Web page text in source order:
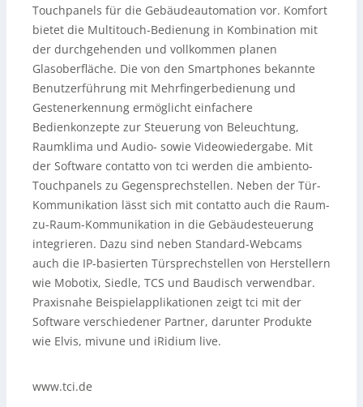
Touchpanels für die Gebäudeautomation vor. Komfort
bietet die Multitouch-Bedienung in Kombination mit
der durchgehenden und vollkommen planen
Glasoberfläche. Die von den Smartphones bekannte
Benutzerführung mit Mehrfingerbedienung und
Gestenerkennung ermöglicht einfachere
Bedienkonzepte zur Steuerung von Beleuchtung,
Raumklima und Audio- sowie Videowiedergabe. Mit
der Software contatto von tci werden die ambiento-
Touchpanels zu Gegensprechstellen. Neben der Tür-
Kommunikation lässt sich mit contatto auch die Raum-
zu-Raum-Kommunikation in die Gebäudesteuerung
integrieren. Dazu sind neben Standard-Webcams
auch die IP-basierten Türsprechstellen von Herstellern
wie Mobotix, Siedle, TCS und Baudisch verwendbar.
Praxisnahe Beispielapplikationen zeigt tci mit der
Software verschiedener Partner, darunter Produkte
wie Elvis, mivune und iRidium live.
www.tci.de